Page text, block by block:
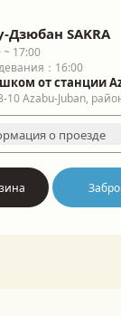
SAKRA
17:00
：16:00
от станции
10 Azabu-Juban,
о проезде